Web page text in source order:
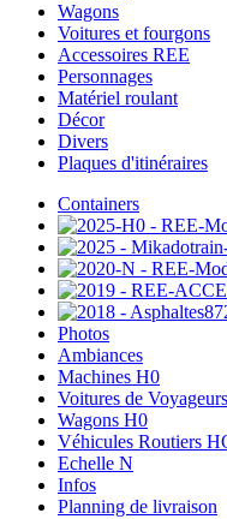
Wagons
Voitures et fourgons
Accessoires REE
Personnages
Matériel roulant
Décor
Divers
Plaques d'itinéraires
Containers
Photos
Ambiances
Machines H0
Voitures de
Wagons H0
Véhicules Routiers
Echelle N
Infos
Planning de livraison